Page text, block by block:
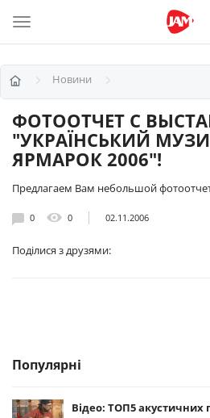
Новини
ФОТООТЧЕТ С
"УКРАЇНСЬКИЙ
ЯРМАРОК 2006"!
Предлагаем Вам небольшой
0 0 02.11.2006
Поділися з друзями:
Популярні
Відео: ТОП5 акустичних